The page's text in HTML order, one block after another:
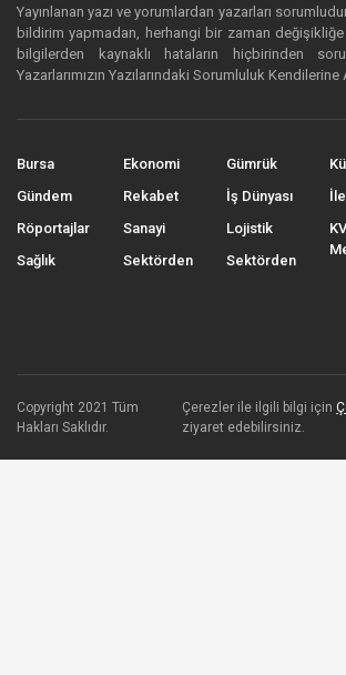
Yayınlanan yazı ve yorumlardan yazarları
bildirim yapmadan, herhangi bir zaman
bilgilerden kaynaklı hataların hiçbirinden
Yazarlarımızın Yazılarındaki Sorumluluk Kendilerine
Bursa
Gündem
Röportajlar
Sağlık
Ekonomi
Rekabet
Sanayi
Sektörden
Gümrük
İş Dünyası
Lojistik
Sektörden
Copyright 2021 Tüm
Hakları Saklıdır.
Çerezler ile ilgili bilgi için
ziyaret edebilirsiniz.